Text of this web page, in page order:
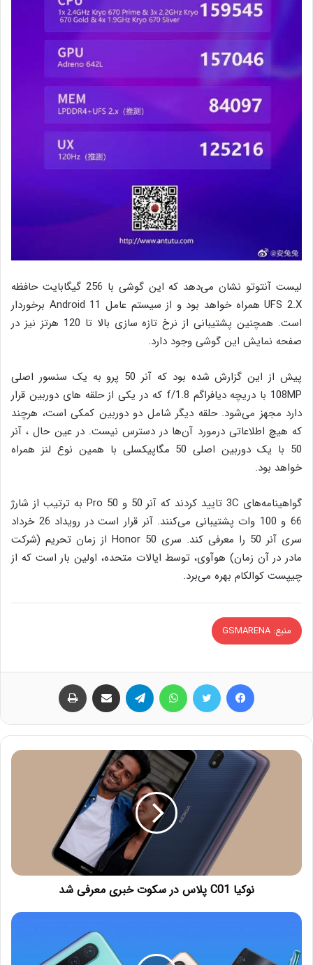
لیست آنتوتو نشان می‌دهد که این گوشی با 256 گیگابایت حافظه
UFS 2.X همراه خواهد بود و از سیستم عامل Android 11 برخوردار
است. همچنین پشتیبانی از نرخ تازه سازی بالا تا 120 هرتز نیز در
صفحه نمایش این گوشی وجود دارد.
پیش از این گزارش شده بود که آنر 50 پرو به یک سنسور اصلی
108MP با دریچه دیافراگم f/1.8 که در یکی از حلقه های دوربین قرار
دارد مجهز می‌شود. حلقه دیگر شامل دو دوربین کمکی است، هرچند
که هیچ اطلاعاتی درمورد آن‌ها در دسترس نیست. در عین حال ، آنر
50 با یک دوربین اصلی 50 مگاپیکسلی با همین نوع لنز همراه
خواهد بود.
گواهینامه‌های‌ 3C تایید کردند که آنر 50 و 50 Pro به ترتیب از شارژ
66 و 100 وات پشتیبانی می‌کنند. آنر قرار است در رویداد 26 خرداد
سری آنر 50 را معرفی کند. سری Honor 50 از زمان تحریم (شرکت
مادر در آن زمان) هوآوی، توسط ایالات متحده، اولین بار است که از
چیپست کوالکام بهره می‌برد.
منبع: GSMARENA
نوکیا C01 پلاس در سکوت خبری معرفی شد